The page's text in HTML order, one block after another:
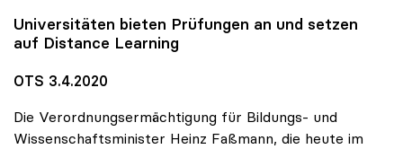
Universitäten bieten Prüfungen an und setzen
auf Distance Learning
OTS 3.4.2020
Die Verordnungsermächtigung für Bildungs- und
Wissenschaftsminister Heinz Faßmann, die heute im